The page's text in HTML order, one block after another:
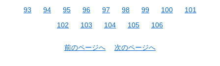
93
94 95 96 97 98 99 100
101
102
103 104 105 106
前のページへ 次のページへ